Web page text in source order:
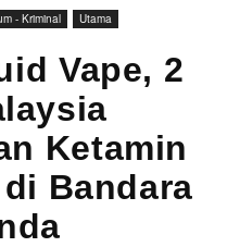
- Kriminal Utama
Vape, 2
Ketamin
Bandara